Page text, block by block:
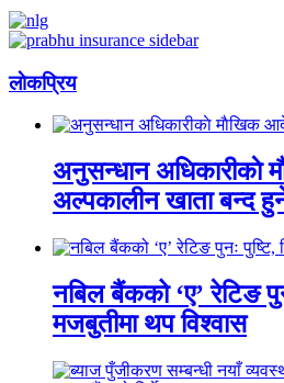
लाेकप्रिय
अनुसन्धान अधिकारीकाे
अल्पकालीन खाता बन्द
नबिल बैंकको ‘ए’ रेटिङ
मजबुतीमा थप विश्वास